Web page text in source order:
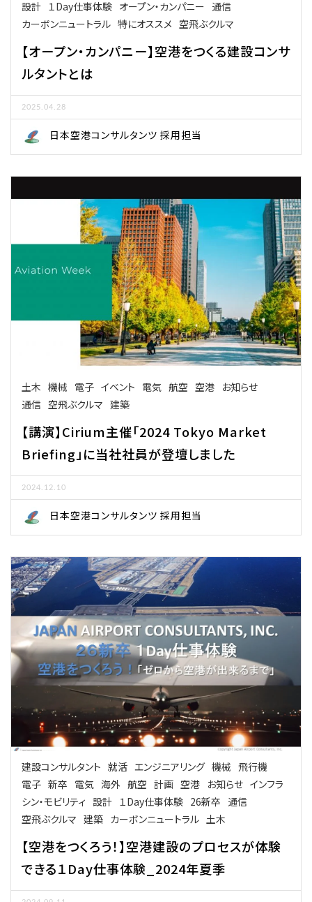
設計 １Day仕事体験 オープン・カンパニー 通信
カーボンニュートラル 特にオススメ 空飛ぶクルマ
【オープン・カンパニー】空港をつくる建設コンサ
ルタントとは
2025.04.28
日本空港コンサルタンツ 採用担当
土木 機械 電子 イベント 電気 航空 空港 お知らせ
通信 空飛ぶクルマ 建築
【講演】Cirium主催「2024 Tokyo Market
Briefing」に当社社員が登壇しました
2024.12.10
日本空港コンサルタンツ 採用担当
建設コンサルタント 就活 エンジニアリング 機械 飛行機
電子 新卒 電気 海外 航空 計画 空港 お知らせ インフラ
シン・モビリティ 設計 １Day仕事体験 26新卒 通信
空飛ぶクルマ 建築 カーボンニュートラル 土木
【空港をつくろう！】空港建設のプロセスが体験
できる１Day仕事体験_2024年夏季